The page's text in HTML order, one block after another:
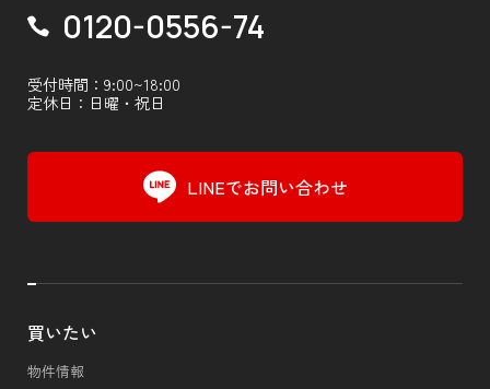
0120-0556-74
受付時間：9:00~18:00
定休日：日曜・祝日
LINEでお問い合わせ
買いたい
物件情報